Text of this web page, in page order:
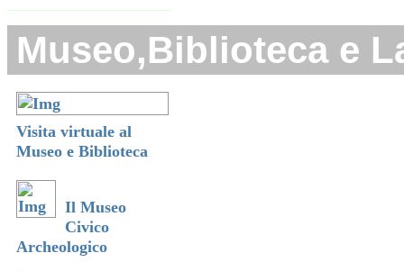
Museo,Biblioteca e
Visita virtuale al
Museo e Biblioteca
Il Museo
Civico
Archeologico